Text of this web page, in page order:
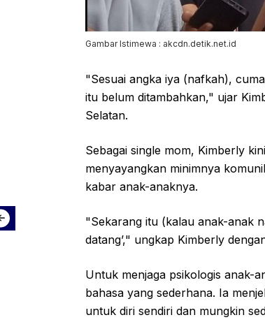
Gambar Istimewa : akcdn.detik.net.id
"Sesuai angka iya (nafkah),
itu belum ditambahkan," ujar
Selatan.
Sebagai single mom, Kimberly
menyayangkan minimnya
kabar anak-anaknya.
"Sekarang itu (kalau anak-anak
datang’," ungkap Kimberly
Untuk menjaga psikologis anak-
bahasa yang sederhana. Ia
untuk diri sendiri dan mungkin